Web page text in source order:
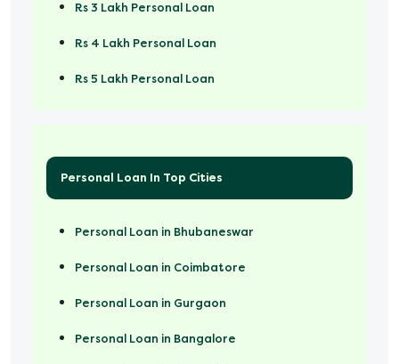
Rs 3 Lakh Personal Loan
Rs 4 Lakh Personal Loan
Rs 5 Lakh Personal Loan
Personal Loan In Top Cities
Personal Loan in Bhubaneswar
Personal Loan in Coimbatore
Personal Loan in Gurgaon
Personal Loan in Bangalore